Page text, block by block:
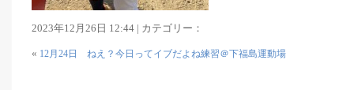
2023年12月26日 12:44 | カテゴリー：
« 12月24日 ねえ？今日ってイブだよね練習＠下福島運動場